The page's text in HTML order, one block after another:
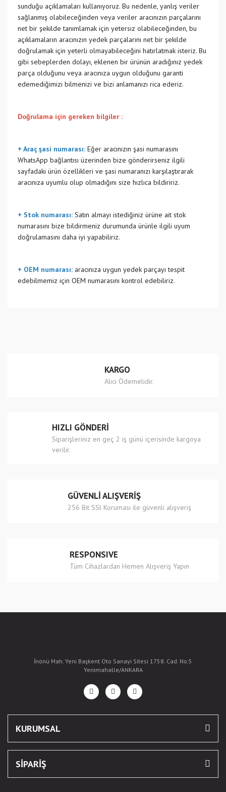
sunduğu açıklamaları kullanıyoruz. Bu nedenle, yanlış veriler
sağlanmış olabileceğinden veya veriler aracınızın parçalarını
net bir şekilde tanımlamak için yetersiz olabileceğinden, bu
açıklamaların aracınızın yedek parçalarını net bir şekilde
doğrulamak için yeterli olmayabileceğini hatırlatmak isteriz. Bu
gibi sebeplerden dolayı, eklenen bir ürünün aradığınız yedek
parça olduğunu veya aracınıza uygun olduğunu garanti
edemediğimizi bilmenizi ve bizi anlamanızı rica ederiz.
Doğrulama için gereken bilgiler :
+ Araç şasi numarası: Eğer aracınızın şasi numarasını
WhatsApp bağlantısı üzerinden bize gönderirseniz ilgili
sayfadaki ürün özellikleri ve şasi numaranızı karşılaştırarak
aracınıza uyumlu olup olmadığını size hızlıca bildiririz.
+ Stok numarası: Satın almayı istediğiniz ürüne ait stok
numarasını bize bildirmeniz durumunda ürünle ilgili uyum
doğrulamasını daha iyi yapabiliriz.
+ OEM numarası: aracınıza uygun yedek parçayı tespit
edebilmemiz için OEM numarasını kontrol edebiliriz.
Ürün açıklamasında eksik bilgiler bulunuyor.
Bu ürüne benzer farklı alternatifler olmalı.
Gönder
KARGO
Alıcı Ödemelidir.
HIZLI GÖNDERİ
Siparişleriniz en geç 2 iş günü içerisinde kargoya
verilir.
GÜVENLİ ALIŞVERİŞ
256 Bit SSl Koruması ile güvenli alışveriş
RESPONSIVE
Tüm Cihazlardan Hemen Alışveriş Yapın
İnönü Mah. Yeni Başkent Oto Sanayi Sitesi 1758. Cad. No:5
Yenimahalle/ANKARA
KURUMSAL
SİPARİŞ